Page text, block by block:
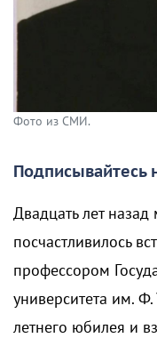
Фото из СМИ.
Подписывайтесь
Двадцать лет
посчастливилось
профессором
университета им.
летнего юбилея и